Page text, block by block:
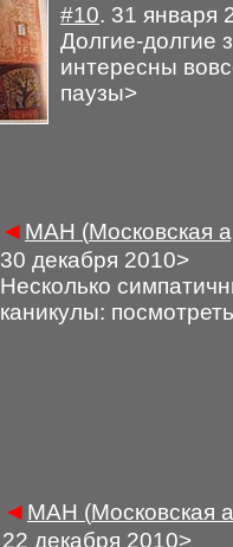
#10. 31 января
Долгие-долгие
интересны
паузы>
◄ МАН (Московская
30 декабря 2010>
Несколько
каникулы:
◄ МАН (Московская
22 декабря 2010>